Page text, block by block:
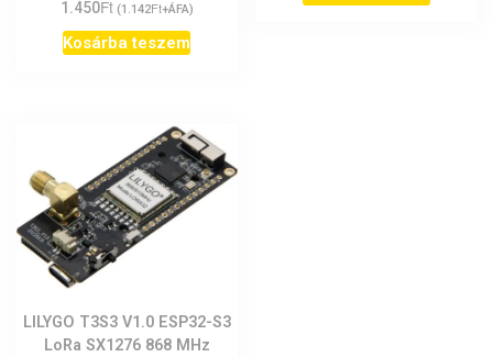
1.450Ft (1.142Ft+ÁFA)
Kosárba teszem
LILYGO T3S3 V1.0 ESP32-S3
LoRa SX1276 868 MHz